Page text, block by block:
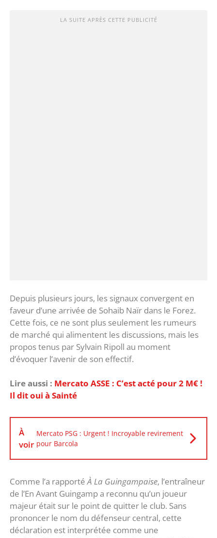
LA SUITE APRÈS CETTE PUBLICITÉ
‎Depuis plusieurs jours, les signaux convergent en
faveur d’une arrivée de Sohaib Naïr dans le Forez.
Cette fois, ce ne sont plus seulement les rumeurs
de marché qui alimentent les discussions, mais les
propos tenus par Sylvain Ripoll au moment
d’évoquer l’avenir de son effectif.
Lire aussi : Mercato ASSE : C’est acté pour 2 M€ !
Il dit oui à Sainté
À
voir
Mercato PSG : Urgent ! Incroyable revirement
pour Barcola
‎Comme l’a rapportéÀ La Guingampaise, l’entraîneur
de l’En Avant Guingamp a reconnu qu’un joueur
majeur était sur le point de quitter le club. Sans
prononcer le nom du défenseur central, cette
déclaration est interprétée comme une